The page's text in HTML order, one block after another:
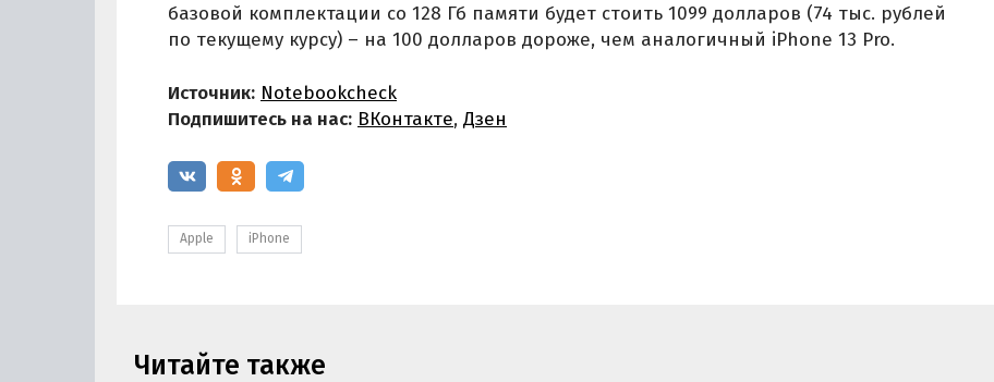
базовой комплектации со 128 Гб памяти будет стоить 1099 долларов (74 тыс. рублей
по текущему курсу) – на 100 долларов дороже, чем аналогичный iPhone 13 Pro.
Источник: Notebookcheck
Подпишитесь на нас: ВКонтакте, Дзен
Apple iPhone
Читайте также